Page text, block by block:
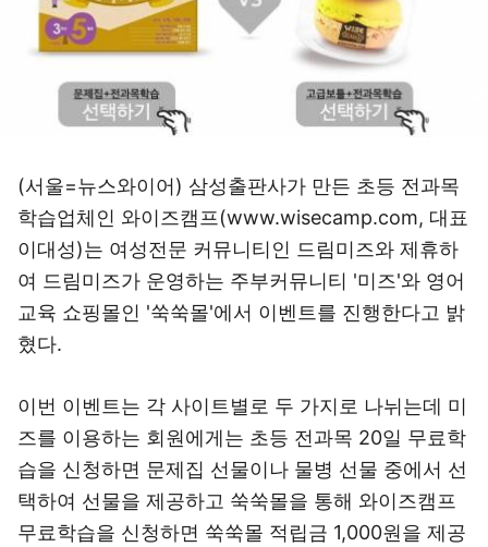
(서울=뉴스와이어) 삼성출판사가 만든 초등 전과목
학습업체인 와이즈캠프(www.wisecamp.com, 대표
이대성)는 여성전문 커뮤니티인 드림미즈와 제휴하
여 드림미즈가 운영하는 주부커뮤니티 '미즈'와 영어
교육 쇼핑몰인 '쑥쑥몰'에서 이벤트를 진행한다고 밝
혔다.
이번 이벤트는 각 사이트별로 두 가지로 나뉘는데 미
즈를 이용하는 회원에게는 초등 전과목 20일 무료학
습을 신청하면 문제집 선물이나 물병 선물 중에서 선
택하여 선물을 제공하고 쑥쑥몰을 통해 와이즈캠프
무료학습을 신청하면 쑥쑥몰 적립금 1,000원을 제공